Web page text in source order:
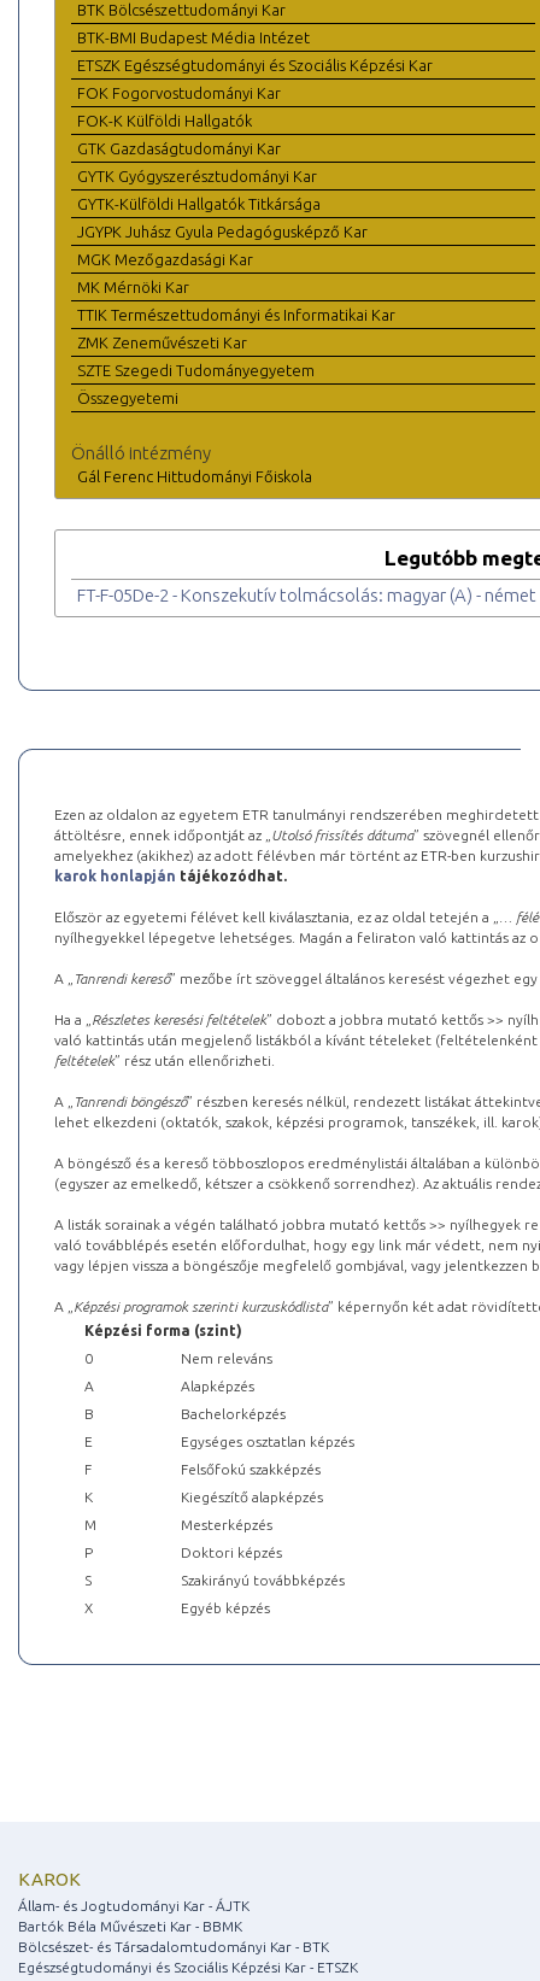
BTK Bölcsészettudományi Kar
BTK-BMI Budapest Média Intézet
ETSZK Egészségtudományi és Szociális Képzési Kar
FOK Fogorvostudományi Kar
FOK-K Külföldi Hallgatók
GTK Gazdaságtudományi Kar
GYTK Gyógyszerésztudományi Kar
GYTK-Külföldi Hallgatók Titkársága
JGYPK Juhász Gyula Pedagógusképző Kar
MGK Mezőgazdasági Kar
MK Mérnöki Kar
TTIK Természettudományi és Informatikai Kar
ZMK Zeneművészeti Kar
SZTE Szegedi Tudományegyetem
Összegyetemi
Önálló intézmény
Gál Ferenc Hittudományi Főiskola
Legutóbb
FT-F-05De-2 - Konszekutív tolmácsolás: magyar (A) - német
Ezen az oldalon az egyetem ETR tanulmányi rendszerében
áttöltésre, ennek időpontját az „ Utolsó frissítés dátuma” szövegnél
amelyekhez (akikhez) az adott félévben már történt az ETR-ben
karok honlapján tájékozódhat.
Először az egyetemi félévet kell kiválasztania, ez az oldal tetején a „
…
nyílhegyekkel lépegetve lehetséges. Magán a feliraton való kattintás az
A „ Tanrendi kereső” mezőbe írt szöveggel általános keresést végezhet
Ha a „ Részletes keresési feltételek” dobozt a jobbra mutató kettős >>
való kattintás után megjelenő listákból a kívánt tételeket (feltételenként
feltételek” rész után ellenőrizheti.
A „ Tanrendi böngésző” részben keresés nélkül, rendezett listákat
lehet elkezdeni (oktatók, szakok, képzési programok, tanszékek, ill.
A böngésző és a kereső többoszlopos eredménylistái általában a
(egyszer az emelkedő, kétszer a csökkenő sorrendhez). Az aktuális
A listák sorainak a végén található jobbra mutató kettős >> nyílhegyek
való továbblépés esetén előfordulhat, hogy egy link már védett, nem
vagy lépjen vissza a böngészője megfelelő gombjával, vagy
A „ Képzési programok szerinti kurzuskódlista” képernyőn két adat
Képzési forma (szint)
0
Nem releváns
A
Alapképzés
B
Bachelorképzés
E
Egységes osztatlan képzés
F
Felsőfokú szakképzés
K
Kiegészítő alapképzés
M
Mesterképzés
P
Doktori képzés
S
Szakirányú továbbképzés
X
Egyéb képzés
KAROK
Állam- és Jogtudományi Kar - ÁJTK
Bartók Béla Művészeti Kar - BBMK
Bölcsészet- és Társadalomtudományi Kar - BTK
Egészségtudományi és Szociális Képzési Kar - ETSZK